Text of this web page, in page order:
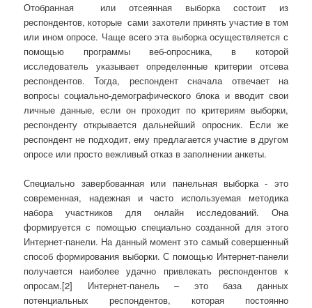
Отобранная или отсеянная выборка состоит из
респондентов, которые сами захотели принять участие в том
или ином опросе. Чаще всего эта выборка осуществляется с
помощью программы веб-опросника, в которой
исследователь указывает определенные критерии отсева
респондентов. Тогда, респондент сначала отвечает на
вопросы социально-демографического блока и вводит свои
личные данные, если он проходит по критериям выборки,
респонденту открывается дальнейший опросник. Если же
респондент не подходит, ему предлагается участие в другом
опросе или просто вежливый отказ в заполнении анкеты.
Специально завербованная или панельная выборка - это
современная, надежная и часто используемая методика
набора участников для онлайн исследований. Она
формируется с помощью специально созданной для этого
Интернет-панели. На данный момент это самый совершенный
способ формирования выборки. С помощью Интернет-панели
получается наиболее удачно привлекать респондентов к
опросам.[2] Интернет-панель – это база данных
потенциальных респондентов, которая постоянно